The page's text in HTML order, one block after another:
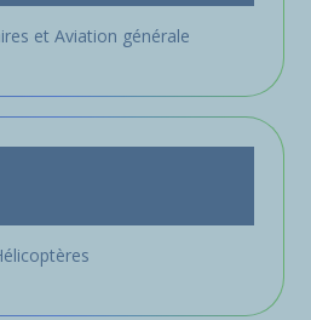
et Aviation générale